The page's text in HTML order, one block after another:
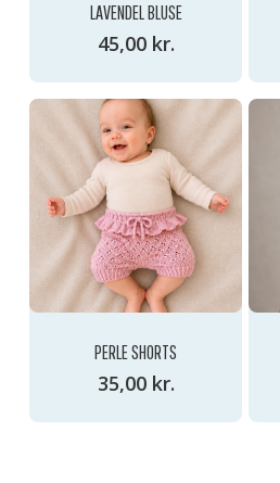
LAVENDEL BLUSE
45,00 kr.
PERLE SHORTS
35,00 kr.